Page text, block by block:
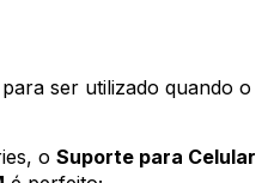
ser utilizado quando o
o Suporte para Celular